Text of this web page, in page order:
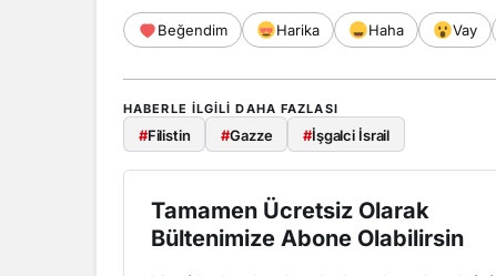
Beğendim Harika Haha Vay
HABERLE ILGILI DAHA FAZLASI
#Filistin #Gazze #İşgalci İsrail
Tamamen Ücretsiz Olarak
Bültenimize Abone Olabilirsin